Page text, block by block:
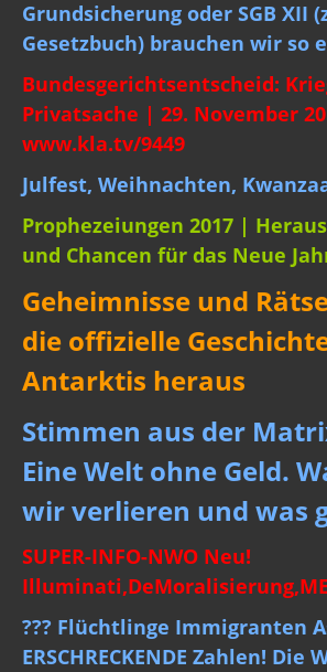
Grundsicherung oder SGB XII
Gesetzbuch) brauchen wir so
Bundesgerichtsentscheid:
Privatsache | 29. November
www.kla.tv/9449
Julfest, Weihnachten,
Prophezeiungen 2017 |
und Chancen für das Neue
Geheimnisse und
die offizielle
Antarktis heraus
Stimmen aus der
Eine Welt ohne Geld.
wir verlieren und was
SUPER-INFO-NWO Neu!
??? Flüchtlinge Immigranten
ERSCHRECKENDE Zahlen! Die